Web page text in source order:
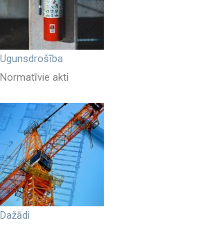
Ugunsdrošība
Normatīvie akti
Dažādi